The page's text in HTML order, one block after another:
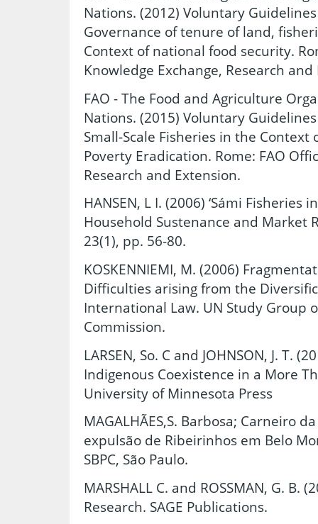
Nations. (2012) Voluntary
Governance of tenure of land,
Context of national food security.
Knowledge Exchange, Research
FAO - The Food and Agriculture
Nations. (2015) Voluntary
Small-Scale Fisheries in the Context
Poverty Eradication. Rome: FAO
Research and Extension.
HANSEN, L I. (2006) ‘Sámi Fisheries
Household Sustenance and Market
23(1), pp. 56-80.
KOSKENNIEMI, M. (2006)
Difficulties arising from the
International Law. UN Study Group
Commission.
LARSEN, So. C and JOHNSON, J. T.
Indigenous Coexistence in a More
University of Minnesota Press
MAGALHÃES,S. Barbosa; Carneiro
expulsão de Ribeirinhos em Belo
SBPC, São Paulo.
MARSHALL C. and ROSSMAN, G. B.
Research. SAGE Publications.